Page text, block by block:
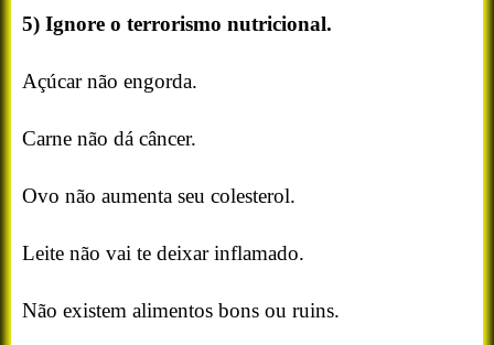
5) Ignore o terrorismo nutricional.
Açúcar não engorda.
Carne não dá câncer.
Ovo não aumenta seu colesterol.
Leite não vai te deixar inflamado.
Não existem alimentos bons ou ruins.